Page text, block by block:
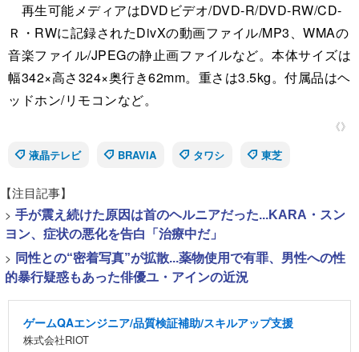
再生可能メディアはDVDビデオ/DVD-R/DVD-RW/CD-
Ｒ・RWに記録されたDivXの動画ファイル/MP3、WMAの
音楽ファイル/JPEGの静止画ファイルなど。本体サイズは
幅342×高さ324×奥行き62mm。重さは3.5kg。付属品はヘ
ッドホン/リモコンなど。
《》
液晶テレビ
BRAVIA タワシ 東芝
【注目記事】
> 手が震え続けた原因は首のヘルニアだった...KARA・スン
ヨン、症状の悪化を告白「治療中だ」
> 同性との“密着写真”が拡散...薬物使用で有罪、男性への性
的暴行疑惑もあった俳優ユ・アインの近況
ゲームQAエンジニア/品質検証補助/スキルアップ支援
株式会社RIOT